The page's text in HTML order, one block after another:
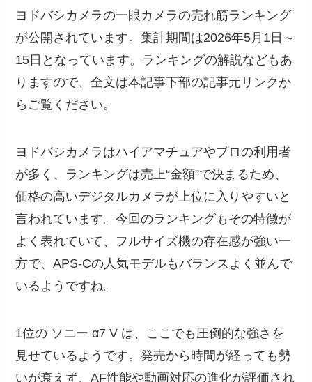
ヨドバシカメラの一眼カメラの売れ筋ランキング
が公開されています。集計期間は2026年5月1日～
15日となっています。ランキングの解説などもあ
りますので、全文は本記事下部の記事元リンクか
らご覧ください。
ヨドバシカメラはハイアマチュアやプロの利用者
が多く、ランキングは売上“金額”で決まるため、
価格の高いデジタルカメラが上位に入りやすいと
言われています。今回のランキングもその特徴が
よく表れていて、フルサイズ機の存在感が強い一
方で、APS-Cの人気モデルもバランスよく並んで
いるようですね。
1位の ソニー α7 V は、ここでも圧倒的な強さを
見せているようです。発売から時間が経っても勢
いが衰えず、AF性能や動画対応の進化が評価され